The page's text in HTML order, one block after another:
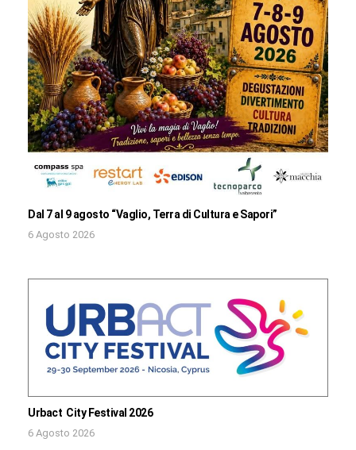
Dal 7 al 9 agosto “Vaglio, Terra di Cultura e Sapori”
6 Agosto 2026
Urbact City Festival 2026
6 Agosto 2026